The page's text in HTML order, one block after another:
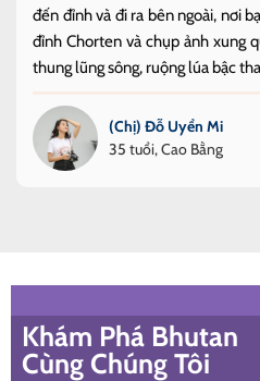
đến đỉnh và đi ra bên ngoài, nơi
đỉnh Chorten và chụp ảnh xung
thung lũng sông, ruộng lúa bậc
(Chị) Đỗ Uyển Mi
35 tuổi, Cao Bằng
Khám Phá Bhutan
Cùng Chúng Tôi